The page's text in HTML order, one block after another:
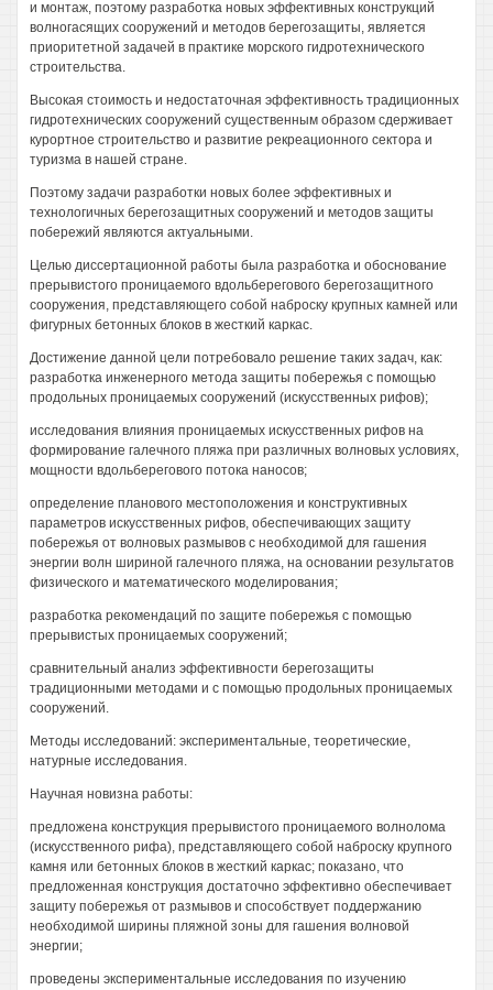
и монтаж, поэтому разработка новых эффективных конструкций
волногасящих сооружений и методов берегозащиты, является
приоритетной задачей в практике морского гидротехнического
строительства.
Высокая стоимость и недостаточная эффективность традиционных
гидротехнических сооружений существенным образом сдерживает
курортное строительство и развитие рекреационного сектора и
туризма в нашей стране.
Поэтому задачи разработки новых более эффективных и
технологичных берегозащитных сооружений и методов защиты
побережий являются актуальными.
Целью диссертационной работы была разработка и обоснование
прерывистого проницаемого вдольберегового берегозащитного
сооружения, представляющего собой наброску крупных камней или
фигурных бетонных блоков в жесткий каркас.
Достижение данной цели потребовало решение таких задач, как:
разработка инженерного метода защиты побережья с помощью
продольных проницаемых сооружений (искусственных рифов);
исследования влияния проницаемых искусственных рифов на
формирование галечного пляжа при различных волновых условиях,
мощности вдольберегового потока наносов;
определение планового местоположения и конструктивных
параметров искусственных рифов, обеспечивающих защиту
побережья от волновых размывов с необходимой для гашения
энергии волн шириной галечного пляжа, на основании результатов
физического и математического моделирования;
разработка рекомендаций по защите побережья с помощью
прерывистых проницаемых сооружений;
сравнительный анализ эффективности берегозащиты
традиционными методами и с помощью продольных проницаемых
сооружений.
Методы исследований: экспериментальные, теоретические,
натурные исследования.
Научная новизна работы:
предложена конструкция прерывистого проницаемого волнолома
(искусственного рифа), представляющего собой наброску крупного
камня или бетонных блоков в жесткий каркас; показано, что
предложенная конструкция достаточно эффективно обеспечивает
защиту побережья от размывов и способствует поддержанию
необходимой ширины пляжной зоны для гашения волновой
энергии;
проведены экспериментальные исследования по изучению